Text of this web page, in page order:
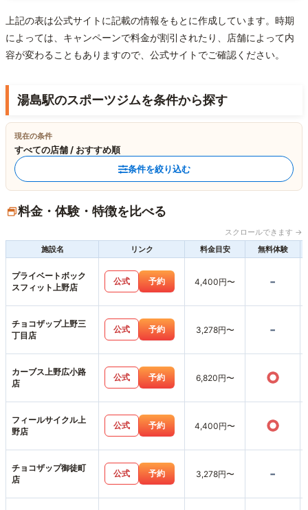
上記の表は公式サイトに記載の情報をもとに作成しています。時期
によっては、キャンペーンで料金が割引されたり、店舗によって内
容が変わることもありますので、公式サイトでご確認ください。
湯島駅のスポーツジムを条件から探す
現在の条件
すべての店舗 / おすすめ順
条件を絞り込む
料金・体験・特徴を比べる
スクロールできます →
施設名
リンク 料金目安 無料体験
プライベートボック
スフィット上野店
公式 予約 4,400円〜 -
チョコザップ上野三
丁目店
公式 予約 3,278円〜 -
カーブス上野広小路
店
公式 予約 6,820円〜 ○
フィールサイクル上
野店
公式 予約 4,400円〜 ○
チョコザップ御徒町
店
公式 予約 3,278円〜 -